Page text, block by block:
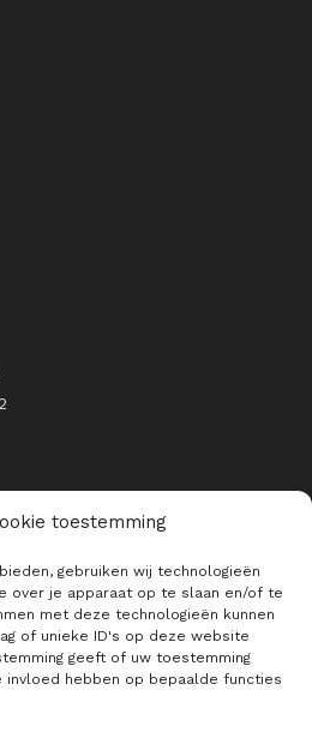
toestemming
gebruiken wij technologieën
over je apparaat op te slaan en/of te
met deze technologieën kunnen
of unieke ID's op deze website
geeft of uw toestemming
invloed hebben op bepaalde functies
DE L’ACTUALITÉ